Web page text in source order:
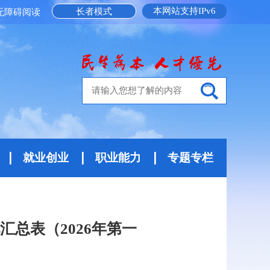
本网站支持IPv6
长者模式
障碍阅读
就业创业 职业能力 专题专栏
总表（2026年第一